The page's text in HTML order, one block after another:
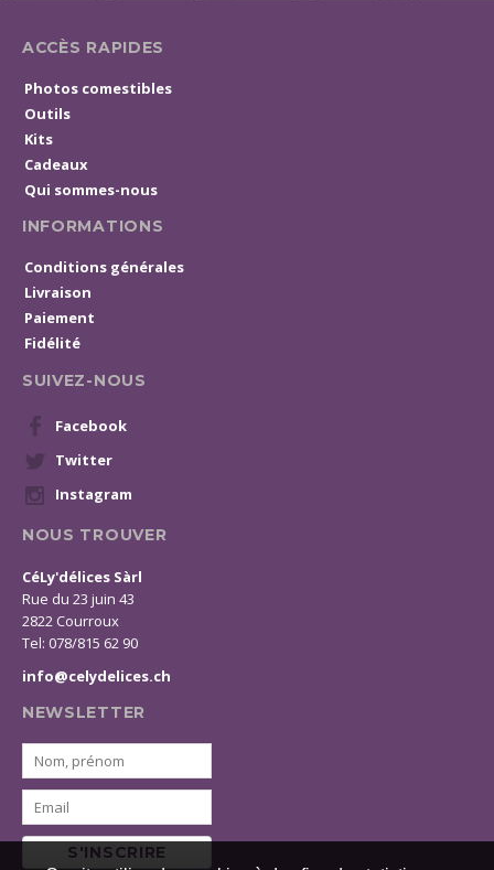
ACCÈS RAPIDES
Photos comestibles
Outils
Kits
Cadeaux
Qui sommes-nous
INFORMATIONS
Conditions générales
Livraison
Paiement
Fidélité
SUIVEZ-NOUS
Facebook
Twitter
Instagram
NOUS TROUVER
CéLy'délices Sàrl
Rue du 23 juin 43
2822 Courroux
Tel: 078/815 62 90
info@celydelices.ch
NEWSLETTER
S'INSCRIRE